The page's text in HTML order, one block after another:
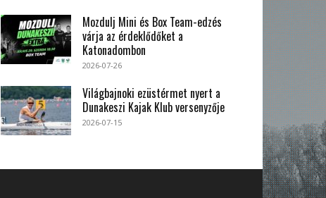
Mozdulj Mini és Box Team-edzés
várja az érdeklődőket a
Katonadombon
2026-07-26
Világbajnoki ezüstérmet nyert a
Dunakeszi Kajak Klub versenyzője
2026-07-15